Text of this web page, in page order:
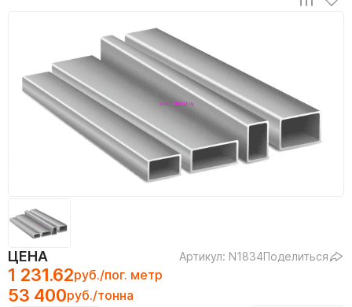
ЦЕНА Артикул: N1834Поделиться
1 231.62руб./пог. метр
53 400руб./тонна